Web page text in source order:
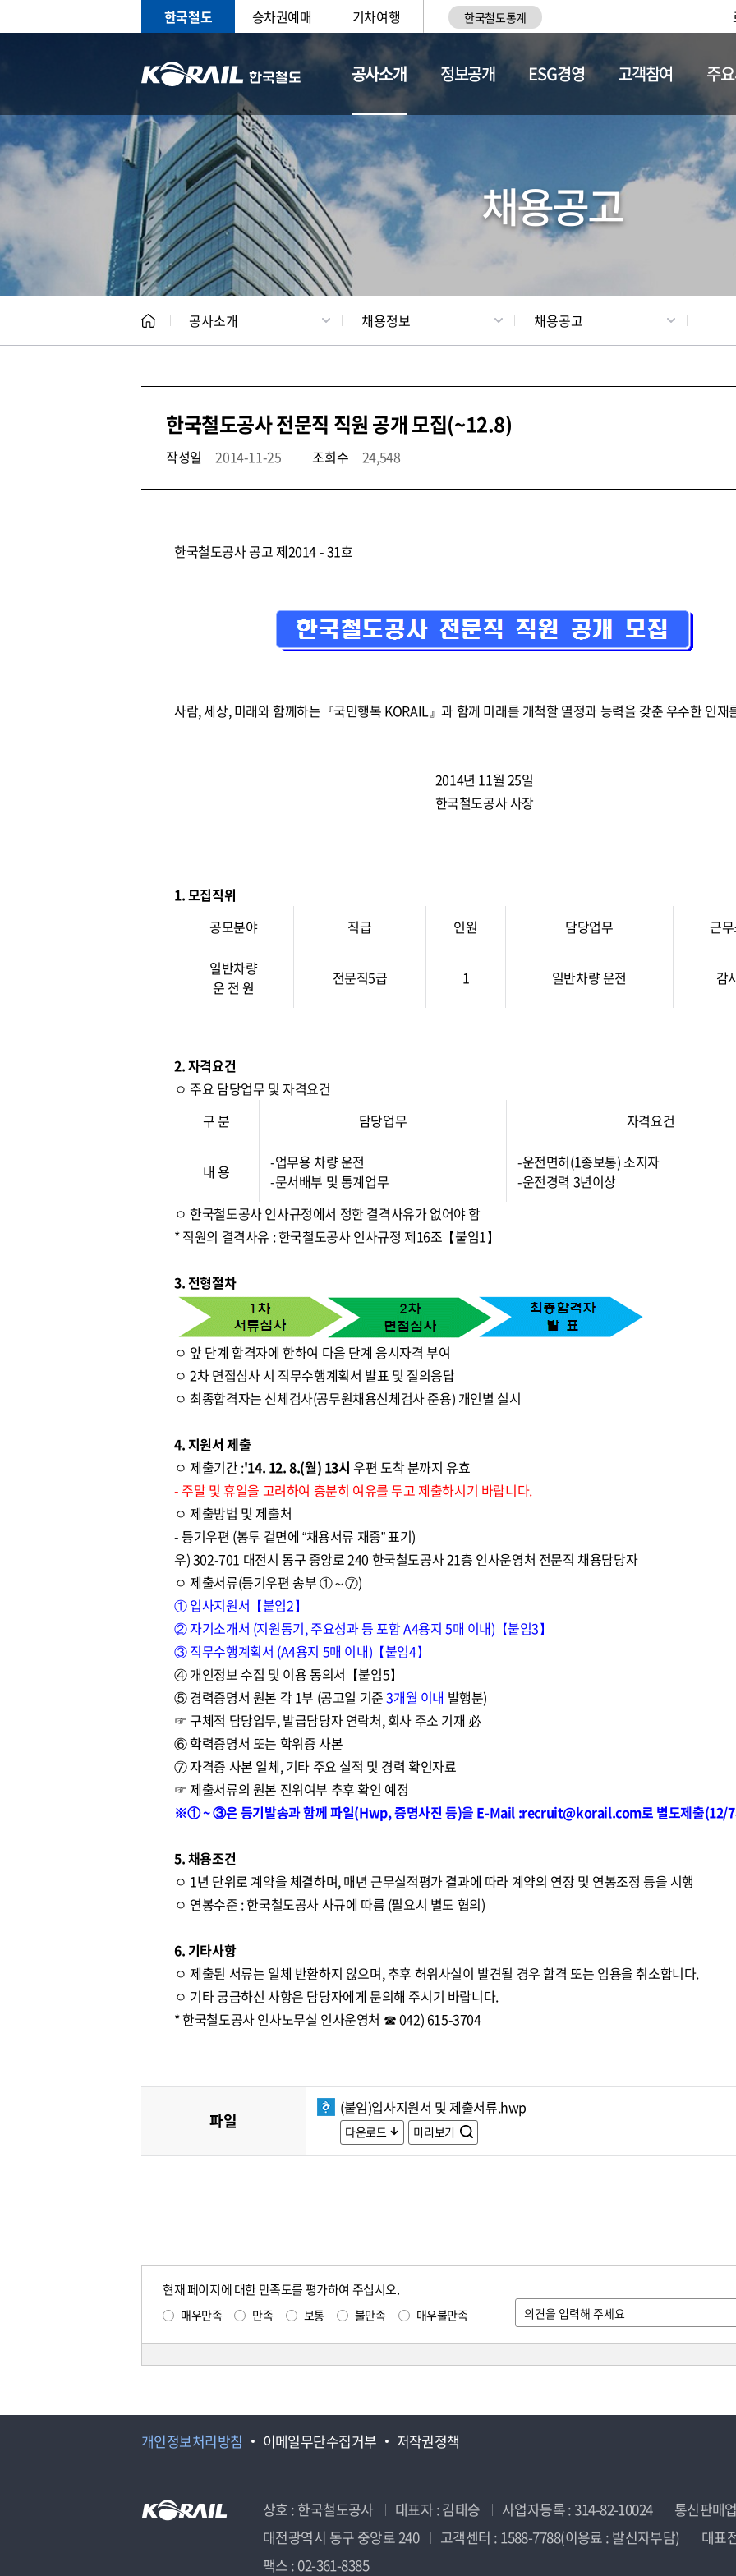
한국철도 승차권예매 기차여행 한국철도통계
공사소개
CEO 일반현황 채용정보
정보공개 ESG경영 고객참여 주
채용공고
공사소개 채용정보 채용공고
한국철도공사 전문직 직원 공개 모집(~12.8)
작성일 2014-11-25 조회수 24,548
한국철도공사 공고 제2014 - 31호
사람, 세상, 미래와 함께하는『국민행복 KORAIL』과 함께 미래를 개척할 열정과 능력을 갖춘 우수한 인재
2014년 11월 25일
한국철도공사 사장
1. 모집직위
공모분야
직급 인원 담당업무 근
일반차량
운 전 원
전문직5급 1 일반차량 운전 감
2. 자격요건
ㅇ 주요 담당업무 및 자격요건
구 분
담당업무 자격요건
내 용
-업무용 차량 운전
-문서배부 및 통계업무
-운전면허(1종보통) 소지자
-운전경력 3년이상
ㅇ 한국철도공사 인사규정에서 정한 결격사유가 없어야 함
* 직원의 결격사유 : 한국철도공사 인사규정 제16조【붙임1】
3. 전형절차
ㅇ 앞 단계 합격자에 한하여 다음 단계 응시자격 부여
ㅇ 2차 면접심사 시 직무수행계획서 발표 및 질의응답
ㅇ 최종합격자는 신체검사(공무원채용신체검사 준용) 개인별 실시
4. 지원서 제출
ㅇ 제출기간 :'14. 12. 8.(월) 13시 우편 도착 분까지 유효
- 주말 및 휴일을 고려하여 충분히 여유를 두고 제출하시기 바랍니다.
ㅇ 제출방법 및 제출처
- 등기우편 (봉투 겉면에 “채용서류 재중” 표기)
우) 302-701 대전시 동구 중앙로 240 한국철도공사 21층 인사운영처 전문직 채용담당자
ㅇ 제출서류(등기우편 송부 ①～⑦)
① 입사지원서【붙임2】
② 자기소개서 (지원동기, 주요성과 등 포함 A4용지 5매 이내)【붙임3】
③ 직무수행계획서 (A4용지 5매 이내)【붙임4】
④ 개인정보 수집 및 이용 동의서【붙임5】
⑤ 경력증명서 원본 각 1부 (공고일 기준3개월 이내 발행분)
☞ 구체적 담당업무, 발급담당자 연락처, 회사 주소 기재 必
⑥ 학력증명서 또는 학위증 사본
⑦ 자격증 사본 일체, 기타 주요 실적 및 경력 확인자료
☞ 제출서류의 원본 진위여부 추후 확인 예정
※① ~ ③은 등기발송과 함께 파일(Hwp, 증명사진 등)을 E-Mail :recruit@korail.com로 별도제출(12/
5. 채용조건
ㅇ 1년 단위로 계약을 체결하며, 매년 근무실적평가 결과에 따라 계약의 연장 및 연봉조정 등을 시행
ㅇ 연봉수준 : 한국철도공사 사규에 따름 (필요시 별도 협의)
6. 기타사항
ㅇ 제출된 서류는 일체 반환하지 않으며, 추후 허위사실이 발견될 경우 합격 또는 임용을 취소합니다.
ㅇ 기타 궁금하신 사항은 담당자에게 문의해 주시기 바랍니다.
* 한국철도공사 인사노무실 인사운영처 ☎ 042) 615-3704
파일
(붙임)입사지원서 및 제출서류.hwp
다운로드 미리보기
현재 페이지에 대한 만족도를 평가하여 주십시오.
매우만족 만족 보통 불만족 매우불만족
개인정보처리방침 이메일무단수집거부 저작권정책
상호 : 한국철도공사 대표자 : 김태승 사업자등록 : 314-82-10024
통신판매
대전광역시 동구 중앙로 240
고객센터 : 1588-7788(이용료 : 발신자부담)
대표
팩스 : 02-361-8385